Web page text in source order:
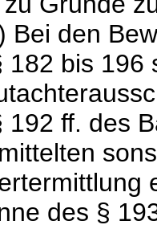
Bei den
182 bis 196
192 ff. des
des §